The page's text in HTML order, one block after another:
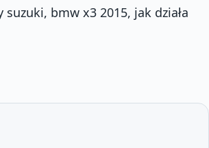
suzuki, bmw x3 2015, jak działa